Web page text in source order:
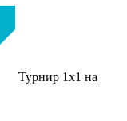
Турнир 1x1 на